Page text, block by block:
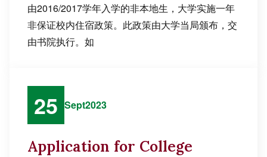
由2016/2017学年入学的非本地生，大学实施一年
非保证校内住宿政策。此政策由大学当局颁布，交
由书院执行。如
25 Sept2023
Application for College